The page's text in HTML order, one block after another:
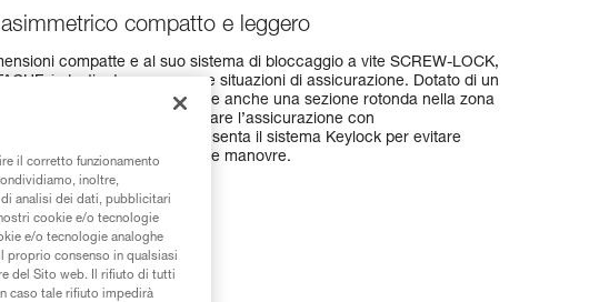
compatto e leggero
compatte e al suo sistema di bloccaggio a vite SCREW-LOCK,
è destinato a numerose situazioni di assicurazione. Dotato di un
per la leggerezza, comprende anche una sezione rotonda nella zona
e il moschettone, per facilitare l’assicurazione con
o con il mezzo barcaiolo. Presenta il sistema Keylock per evitare
del moschettone durante le manovre.
il corretto funzionamento
inoltre,
analisi dei dati, pubblicitari
cookie e/o tecnologie
e/o tecnologie analoghe
proprio consenso in qualsiasi
del Sito web. Il rifiuto di tutti
caso tale rifiuto impedirà